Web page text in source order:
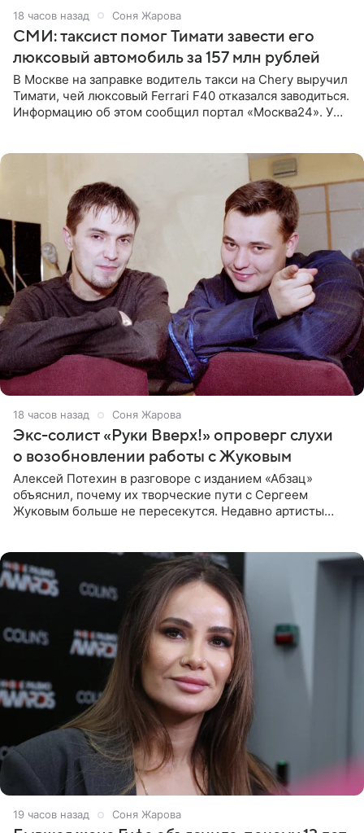
18 часов назад Соня Жарова
СМИ: таксист помог Тимати завести его
люксовый автомобиль за 157 млн рублей
В Москве на заправке водитель такси на Chery выручил
Тимати, чей люксовый Ferrari F40 отказался заводиться.
Информацию об этом сообщил портал «Москва24». У
18 часов назад Соня Жарова
Экс-солист «Руки Вверх!» опроверг слухи
о возобновлении работы с Жуковым
Алексей Потехин в разговоре с изданием «Абзац»
объяснил, почему их творческие пути с Сергеем
Жуковым больше не пересекутся. Недавно артисты
19 часов назад Соня Жарова